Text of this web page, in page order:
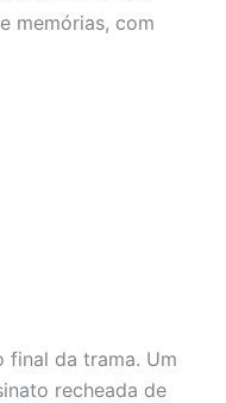
memórias, com
final da trama. Um
recheada de